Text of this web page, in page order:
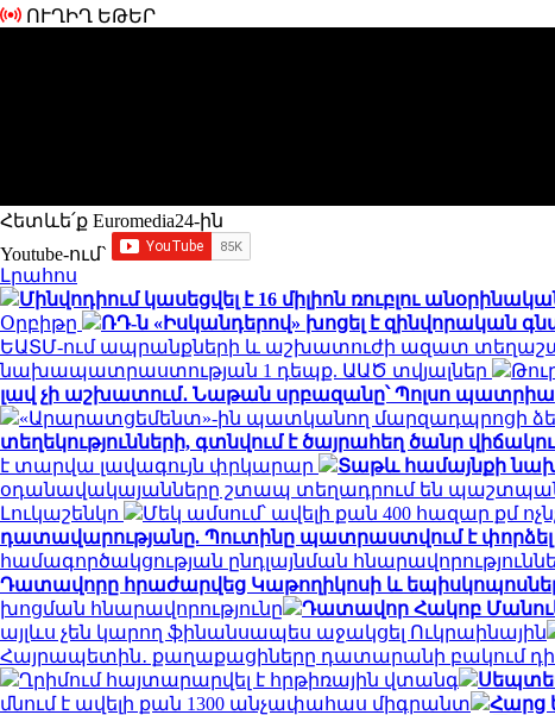
ՈՒՂԻՂ ԵԹԵՐ
Հետևե՛ք Euromedia24-ին
Youtube-ում`
Լրահոս
Մինվոդիում կասեցվել է 16 միլիոն ռուբլու
Օրբիթը
ՌԴ-ն «Իսկանդերով» խոցել է զինվորական
ԵԱՏՄ-ում ապրանքների և աշխատուժի ազատ
նախապատրաստության 1 դեպք. ԱԱԾ տվյալներ
լավ չի աշխատում․ Նաթան սրբազանը՝ Պոլսո
«Արարատցեմենտ»-ին պատկանող մարզադպրոցի
տեղեկությունների, գտնվում է ծայրահեղ ծանր
է տարվա լավագույն փրկարար
Տաթև համայնքի
օդանավակայանները շտապ տեղադրում են
Լուկաշենկո
Մեկ ամսում՝ ավելի քան 400 հազար քմ
դատավարությանը. Պուտինը պատրաստվում է
համագործակցության ընդլայնման
Դատավորը հրաժարվեց Կաթողիկոսի և եպիսկոպոսների
խոցման հնարավորությունը
Դատավոր Հակոբ
այլևս չեն կարող ֆինանսապես աջակցել Ուկրաինային
Հայրապետին․ քաղաքացիները դատարանի բակում
Ղրիմում հայտարարվել է հրթիռային վտանգ
մնում է ավելի քան 1300 անչափահաս միգրանտ
Հարց